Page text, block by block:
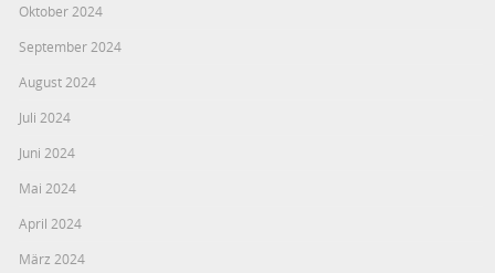
Oktober 2024
September 2024
August 2024
Juli 2024
Juni 2024
Mai 2024
April 2024
März 2024